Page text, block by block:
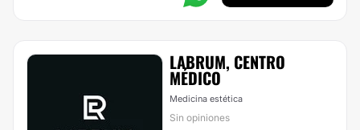
LABRUM, CENTRO
MÉDICO
Medicina estética
Sin opiniones